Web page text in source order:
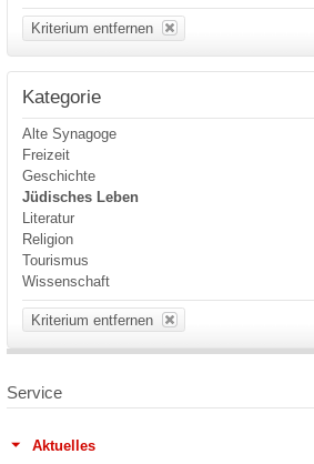
Kriterium entfernen
Kategorie
Alte Synagoge
Freizeit
Geschichte
Jüdisches Leben
Literatur
Religion
Tourismus
Wissenschaft
Kriterium entfernen
Service
Aktuelles